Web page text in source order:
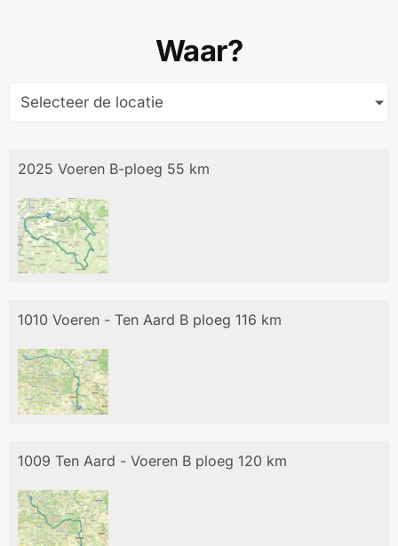
Waar?
Selecteer de locatie
2025 Voeren B-ploeg 55 km
1010 Voeren - Ten Aard B ploeg 116 km
1009 Ten Aard - Voeren B ploeg 120 km